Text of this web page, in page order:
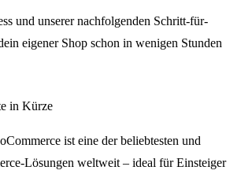
und unserer nachfolgenden Schritt-für-
eigener Shop schon in wenigen Stunden
in Kürze
ist eine der beliebtesten und
Lösungen weltweit – ideal für Einsteiger